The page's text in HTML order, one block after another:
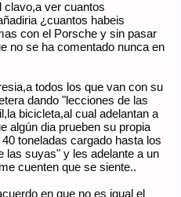
clavo,a ver cuantos
¿cuantos habeis
con el Porsche y sin pasar
no se ha comentado nunca en
todos los que van con su
dando "lecciones de las
bicicleta,al cual adelantan a
algún dia prueben su propia
toneladas cargado hasta los
las suyas" y les adelante a un
cuenten que se siente..
en que no es igual el